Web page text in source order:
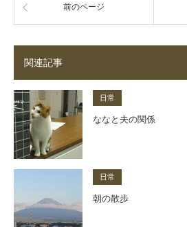
前のページ
関連記事
日常
ななと夫の関係
日常
朝の散歩